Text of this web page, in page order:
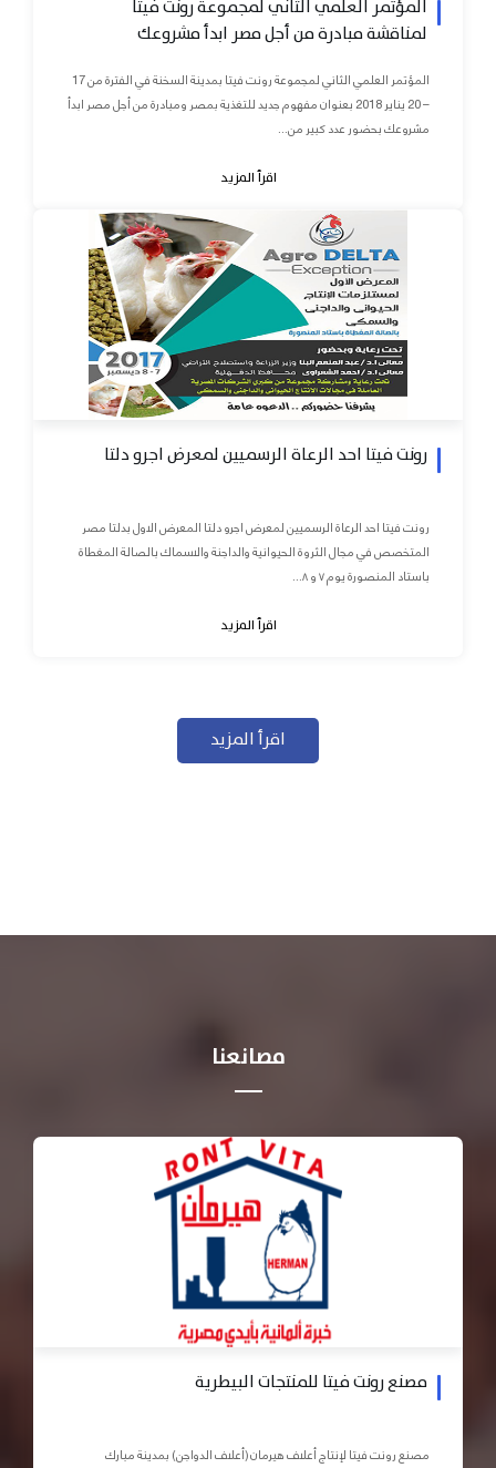
المؤتمر العلمي الثاني لمجموعة رونت فيتا
لمناقشة مبادرة من أجل مصر ابدأ مشروعك
المؤتمر العلمي الثاني لمجموعة رونت فيتا بمدينة السخنة في الفترة من 17
– 20 يناير 2018 بعنوان مفهوم جديد للتغذية بمصر ومبادرة من أجل مصر ابدأ
مشروعك بحضور عدد كبير من...
اقرأ المزيد
رونت فيتا احد الرعاة الرسميين لمعرض اجرو دلتا
رونت فيتا احد الرعاة الرسميين لمعرض اجرو دلتا المعرض الاول بدلتا مصر
المتخصص في مجال الثروة الحيوانية والداجنة والاسماك بالصالة المغطاة
باستاد المنصورة يوم ٧ و ٨...
اقرأ المزيد
اقرأ المزيد
مصانعنا
مصنع رونت فيتا للمنتجات البيطرية
مصنع رونت فيتا لإنتاج أعلاف هيرمان (أعلاف الدواجن) بمدينة مبارك